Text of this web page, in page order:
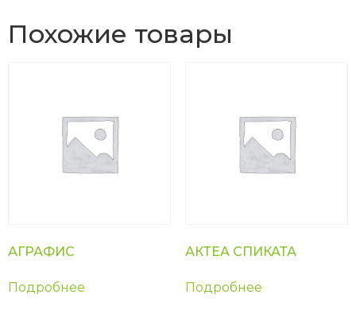
Похожие товары
АГРАФИС
Подробнее
АКТЕА СПИКАТА
Подробнее